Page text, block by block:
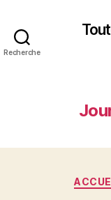
Recherche